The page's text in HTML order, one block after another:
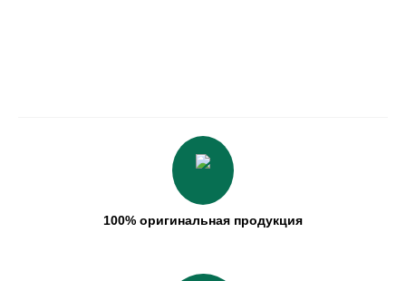
100% оригинальная продукция